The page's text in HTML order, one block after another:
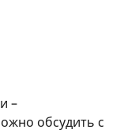
–
обсудить с